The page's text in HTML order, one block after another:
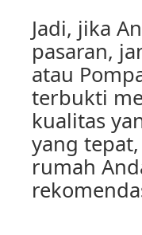
Jadi, jika
pasaran,
atau
terbukti
kualitas
yang
rumah